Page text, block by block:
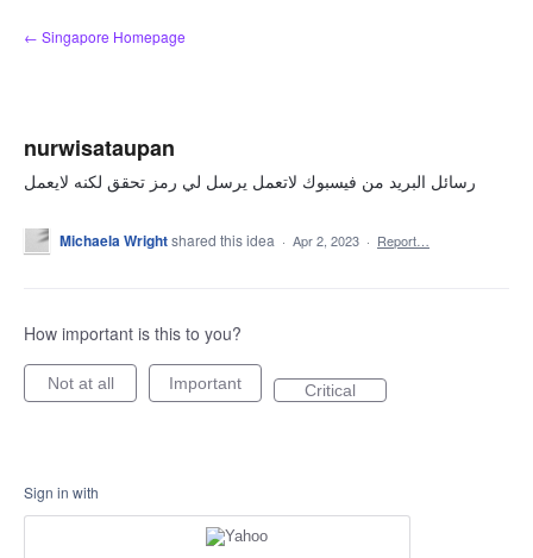
Skip
to
← Singapore Homepage
nurwisataupan
رسائل البريد من فيسبوك لاتعمل يرسل لي رمز تحقق لكنه لايعمل
Michaela Wrightshared this idea · Apr 2, 2023 · Report…
How important is this to you?
Not at all Important Critical
Sign in with